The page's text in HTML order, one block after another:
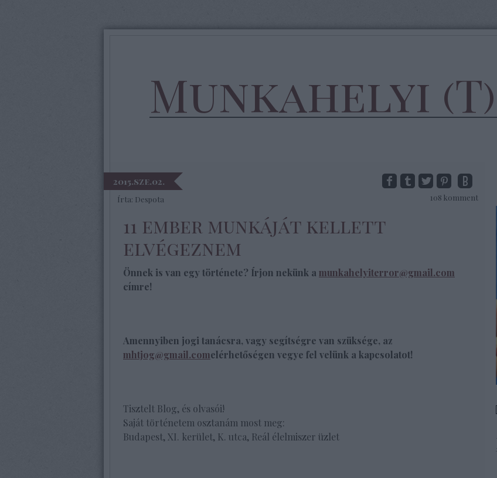
Munkahelyi
2015.sze.02.
Írta: Despota 108 komment
11 ember munkáját kellett
elvégeznem
Önnek is van egy története? Írjon nekünk a munkahelyiterror@gmail.com
címre!
Amennyiben jogi tanácsra, vagy segítségre van szüksége, az
mhtjog@gmail.comelérhetőségen vegye fel velünk a kapcsolatot!
Tisztelt Blog, és olvasói!
Saját történetem osztanám most meg:
Budapest, XI. kerület, K. utca, Reál élelmiszer üzlet